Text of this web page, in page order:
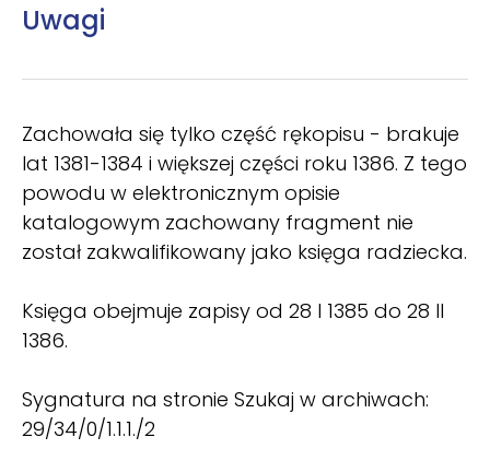
Uwagi
Zachowała się tylko część rękopisu - brakuje
lat 1381-1384 i większej części roku 1386. Z tego
powodu w elektronicznym opisie
katalogowym zachowany fragment nie
został zakwalifikowany jako księga radziecka.
Księga obejmuje zapisy od 28 I 1385 do 28 II
1386.
Sygnatura na stronie Szukaj w archiwach:
29/34/0/1.1.1./2